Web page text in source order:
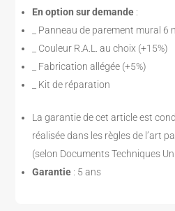
En option sur demande :
_ Panneau de parement mural 6
_ Couleur R.A.L. au choix (+15%)
_ Fabrication allégée (+5%)
_ Kit de réparation
La garantie de cet article est
réalisée dans les règles de l’art
(selon Documents Techniques
Garantie : 5 ans